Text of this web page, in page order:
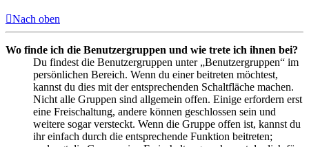
Nach oben
Wo finde ich die Benutzergruppen und wie trete ich ihnen bei?
Du findest die Benutzergruppen unter „Benutzergruppen“ im
persönlichen Bereich. Wenn du einer beitreten möchtest,
kannst du dies mit der entsprechenden Schaltfläche machen.
Nicht alle Gruppen sind allgemein offen. Einige erfordern erst
eine Freischaltung, andere können geschlossen sein und
weitere sogar versteckt. Wenn die Gruppe offen ist, kannst du
ihr einfach durch die entsprechende Funktion beitreten;